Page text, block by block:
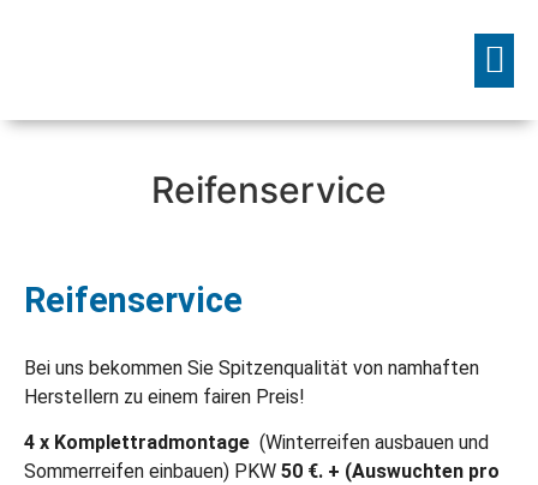
Reifenservice
Reifenservice
Bei uns bekommen Sie Spitzenqualität von namhaften
Herstellern zu einem fairen Preis!
4 x Komplettradmontage (Winterreifen ausbauen und
Sommerreifen einbauen) PKW 50 €. + (Auswuchten pro